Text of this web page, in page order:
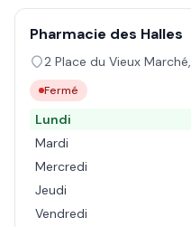
Pharmacie des Halles
2 Place du Vieux Marché,
Fermé
Lundi
Mardi
Mercredi
Jeudi
Vendredi